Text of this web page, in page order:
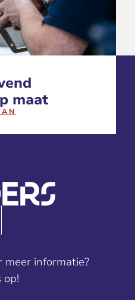
maat
meer informatie?
op!